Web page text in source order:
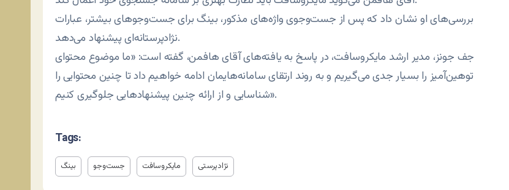
بررسی‌های او نشان داد که پس از جست‌وجوی واژه‌های مذکور، بینگ برای جست‌وجوهای بیشتر، عبارات
نژادپرستانه‌ای پیشنهاد می‌دهد.
جف جونز، مدیر ارشد مایکروسافت، در پاسخ به یافته‌های آقای هافمن، گفته است: «ما موضوع محتوای
توهین‌آمیز را بسیار جدی می‌گیریم و به روند ارتقای سامانه‌هایمان ادامه خواهیم داد تا چنین محتوایی را
شناسایی و از ارائه چنین پیشنهادهایی جلوگیری کنیم».
Tags:
بینگ جست‌وجو مایکروسافت نژادپرستی